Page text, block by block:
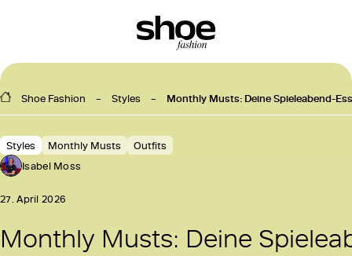
Shoe Fashion Styles Monthly Musts: Deine Spieleabend-
Styles Monthly Musts
Outfits
Isabel Moss
27. April 2026
Monthly Musts: Deine